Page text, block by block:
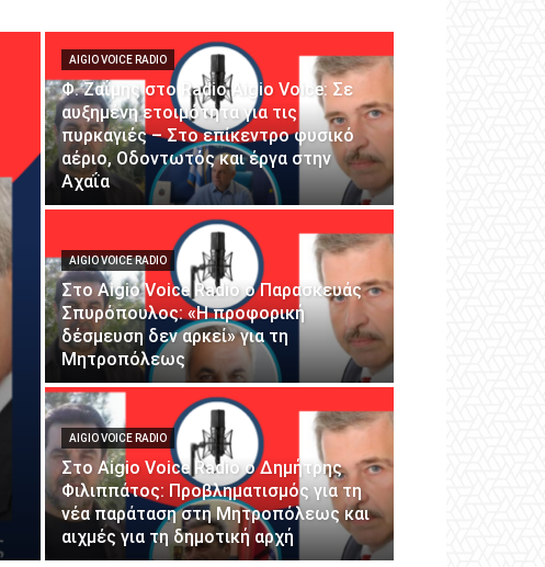
AIGIO VOICE RADIO
Φ. Ζαΐμης στο Radio Aigio Voice: Σε
αυξημένη ετοιμότητα για τις
πυρκαγιές – Στο επίκεντρο φυσικό
αέριο, Οδοντωτός και έργα στην
Αχαΐα
AIGIO VOICE RADIO
Στο Aigio Voice Radio ο Παρασκευάς
Σπυρόπουλος: «Η προφορική
δέσμευση δεν αρκεί» για τη
Μητροπόλεως
AIGIO VOICE RADIO
Στο Aigio Voice Radio ο Δημήτρης
Φιλιππάτος: Προβληματισμός για τη
νέα παράταση στη Μητροπόλεως και
αιχμές για τη δημοτική αρχή